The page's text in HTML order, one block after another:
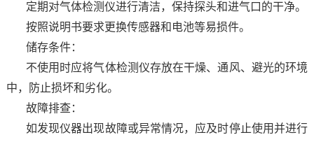
定期对气体检测仪进行清洁，保持探头和进气口的干净。
按照说明书要求更换传感器和电池等易损件。
储存条件：
不使用时应将气体检测仪存放在干燥、通风、避光的环境
中，防止损坏和劣化。
故障排查：
如发现仪器出现故障或异常情况，应及时停止使用并进行